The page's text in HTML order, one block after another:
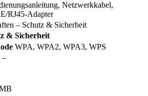
Netzwerkkabel,
RJ45-Adapter
– Schutz & Sicherheit
& Sicherheit
WPA, WPA2, WPA3, WPS
–